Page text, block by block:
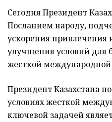
Сегодня Президент
Посланием народу,
ускорения привлечения
улучшения условий для
жесткой
Президент Казахстана
условиях жесткой
ключевой задачей